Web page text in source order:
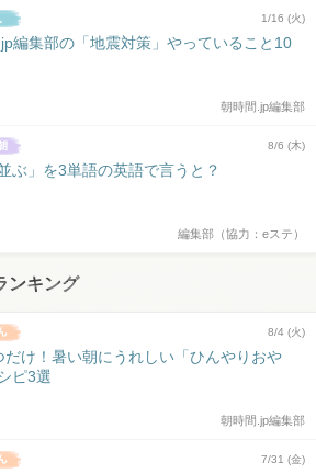
1/16 (火)
編集部の「地震対策」やっていること10
朝時間.jp編集部
8/6 (木)
ぶ」を3単語の英語で言うと？
編集部（協力：eステ）
ンキング
8/4 (火)
だけ！暑い朝にうれしい「ひんやりおや
ピ3選
朝時間.jp編集部
7/31 (金)